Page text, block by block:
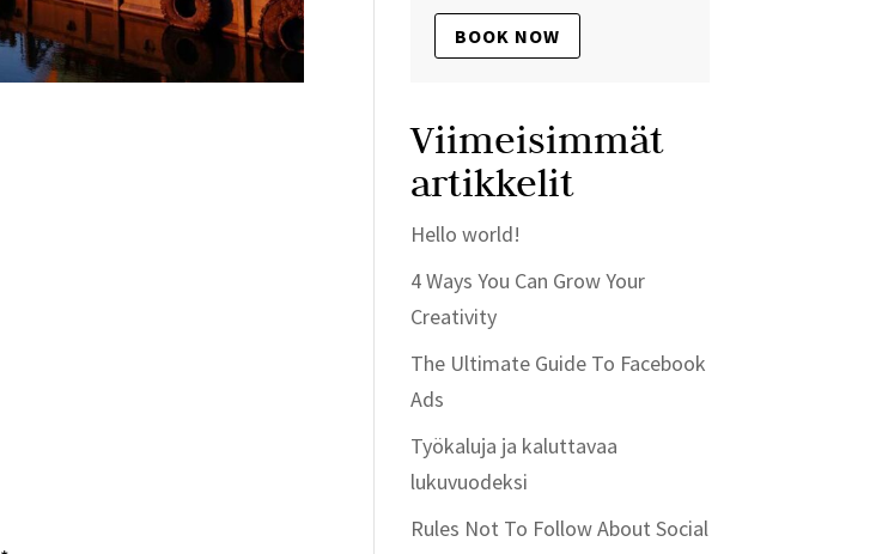
BOOK NOW
Viimeisimmät
artikkelit
Hello world!
4 Ways You Can Grow Your
Creativity
The Ultimate Guide To Facebook
Ads
Työkaluja ja kaluttavaa
lukuvuodeksi
Rules Not To Follow About Social